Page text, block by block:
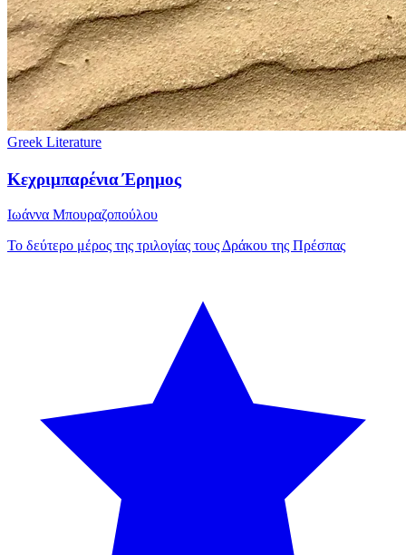
Greek Literature
Κεχριμπαρένια Έρημος
Ιωάννα Μπουραζοπούλου
Το δεύτερο μέρος της τριλογίας τους Δράκου της Πρέσπας